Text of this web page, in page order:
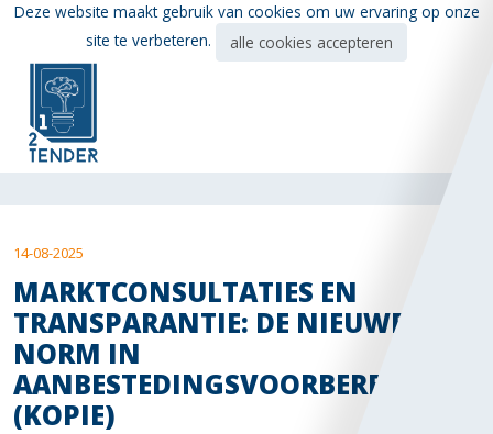
Ga
naar
hoofdinhoud
deze
pagina.
Deze website maakt gebruik van cookies om uw ervaring op onze
site te verbeteren.
alle cookies accepteren
14-08-2025
MARKTCONSULTATIES EN
TRANSPARANTIE: DE NIEUWE
NORM IN
AANBESTEDINGSVOORBEREIDING
(KOPIE)